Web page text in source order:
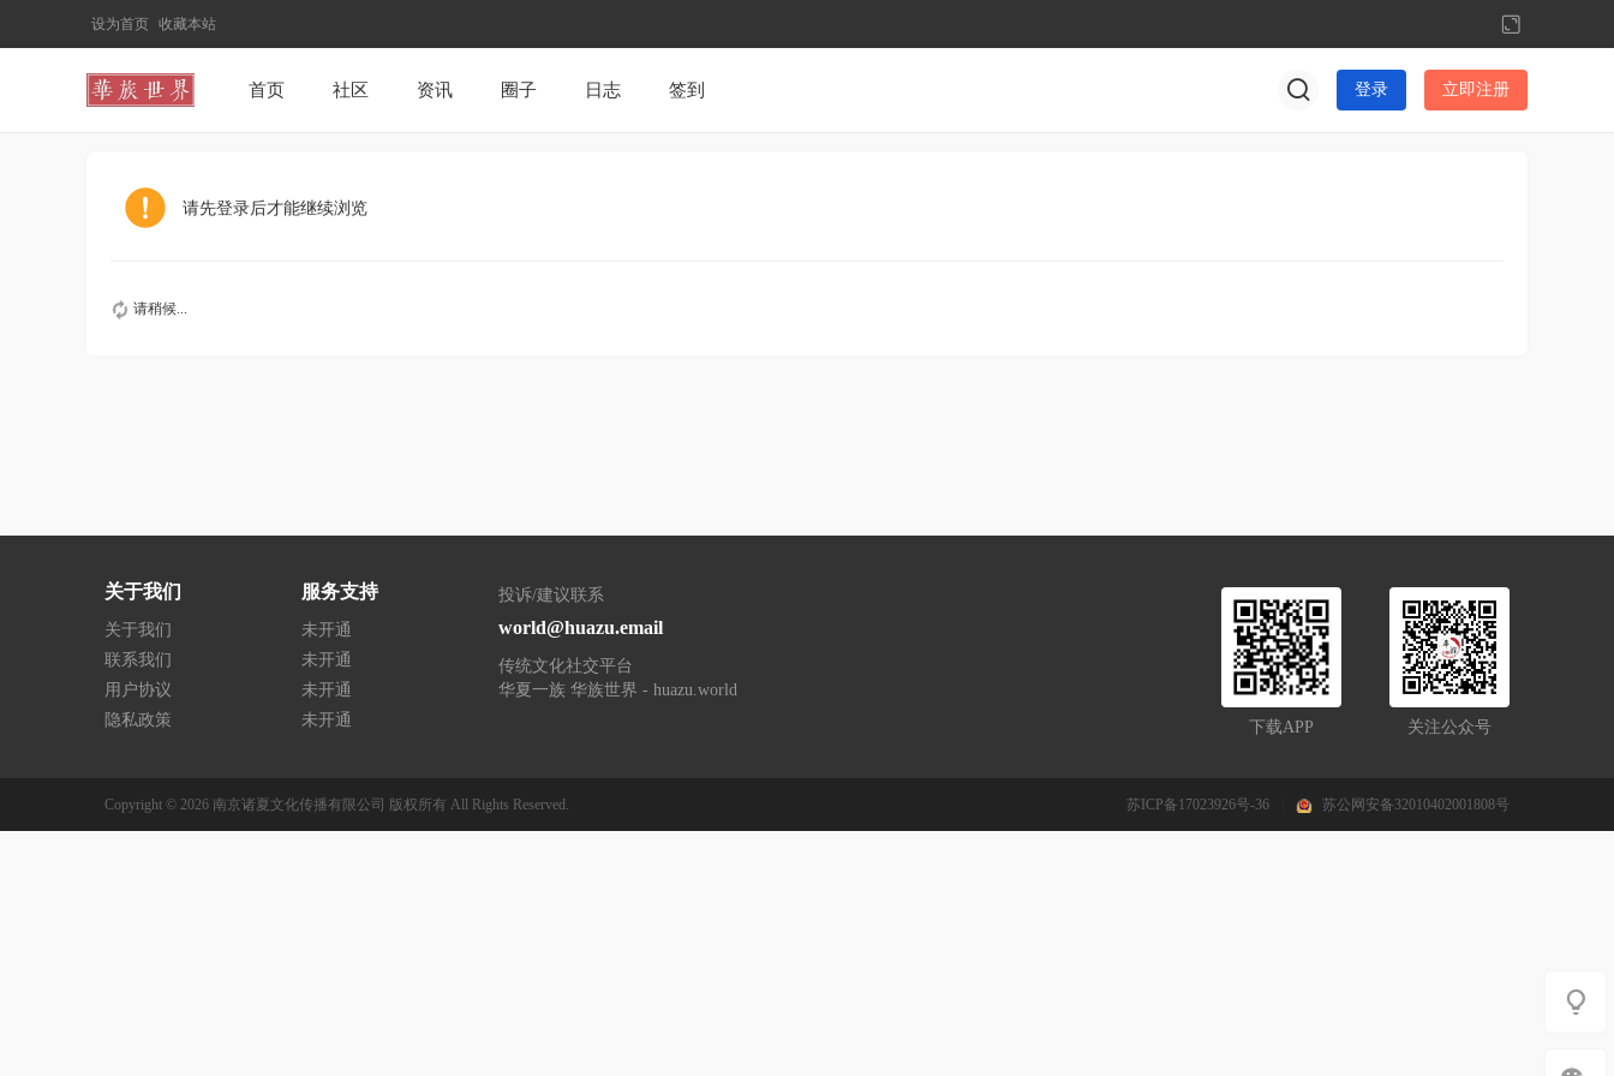
设为首页 收藏本站
切
换
到
宽
首页 社区 资讯 圈子 日志 签到 登录 立即注册
请先登录后才能继续浏览
请稍候...
关于我们
关于我们
联系我们
用户协议
隐私政策
服务支持
未开通
未开通
未开通
未开通
投诉/建议联系
world@huazu.email
传统文化社交平台
华夏一族 华族世界 - huazu.world
关注公众号
下载APP
Copyright © 2026 南京诸夏文化传播有限公司 版权所有 All Rights Reserved. 苏ICP备17023926号-36 苏公网安备32010402001808号